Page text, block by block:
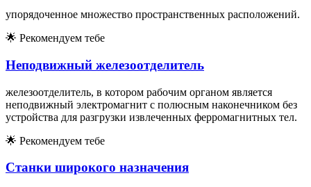
упорядоченное множество пространственных расположений.
🌟 Рекомендуем тебе
Неподвижный железоотделитель
железоотделитель, в котором рабочим органом является
неподвижный электромагнит с полюсным наконечником без
устройства для разгрузки извлеченных ферромагнитных тел.
🌟 Рекомендуем тебе
Станки широкого назначения